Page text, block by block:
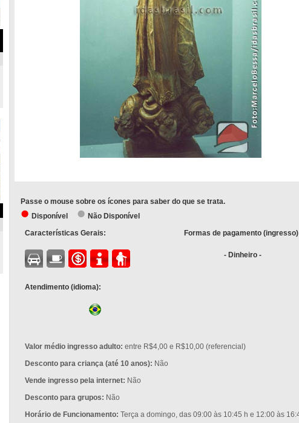
Passe o mouse sobre os ícones para saber do que se trata.
Disponível
Não Disponível
Características Gerais:
Atendimento (idioma):
Formas de pagamento
- Dinheiro -
Valor médio ingresso adulto: entre R$4,00 e R$10,00 (referencial)
Desconto para criança (até 10 anos): Não
Vende ingresso pela internet: Não
Desconto para grupos: Não
Horário de Funcionamento: Terça a domingo, das 09:00 às 10:45 h e 12:00 às